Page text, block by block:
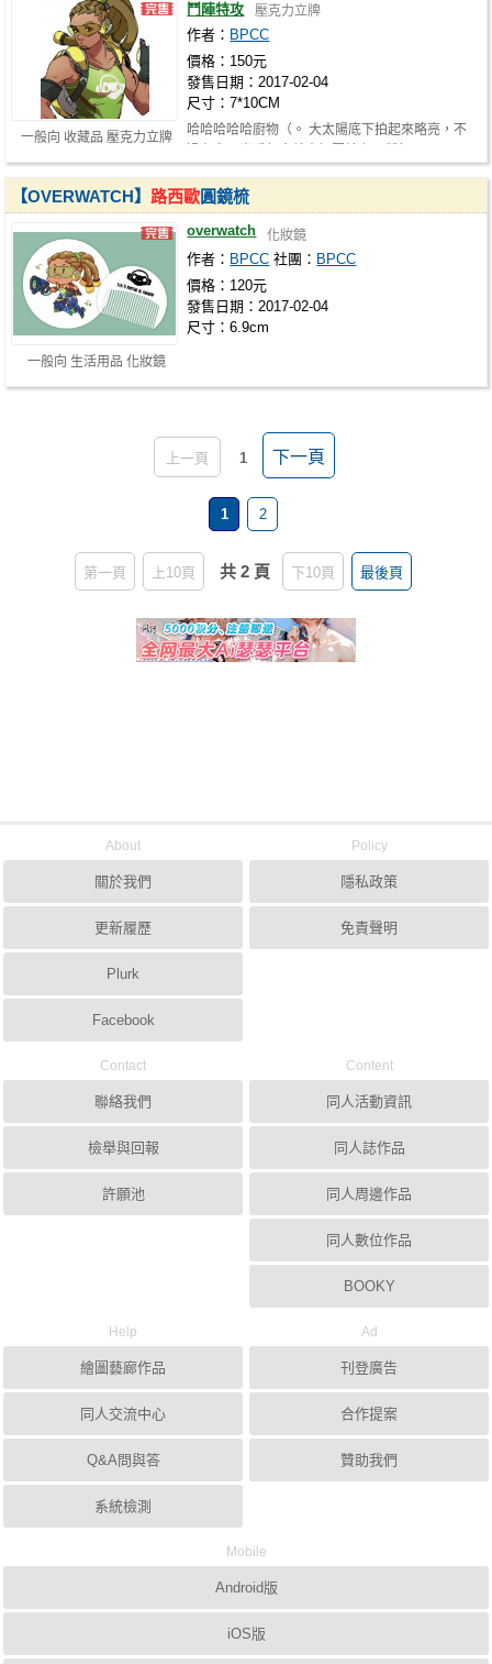
一般向 收藏品 壓克力立牌
鬥陣特攻 壓克力立牌
作者： BPCC
價格：150元
發售日期：2017-02-04
尺寸：7*10CM
哈哈哈哈哈廚物（。 大太陽底下拍起來略亮，不
一般向 生活用品 化妝鏡
【OVERWATCH】 路西歐圓鏡梳
overwatch 化妝鏡
作者： BPCC 社團： BPCC
價格：120元
發售日期：2017-02-04
尺寸：6.9cm
上一頁 1 下一頁
1 2
第一頁 上10頁 共 2 頁 下10頁 最後頁
About
關於我們
更新履歷
Plurk
Facebook
Policy
隱私政策
免責聲明
Contact
聯絡我們
檢舉與回報
許願池
Content
同人活動資訊
同人誌作品
同人周邊作品
同人數位作品
BOOKY
Help
繪圖藝廊作品
同人交流中心
Q&A問與答
系統檢測
Ad
刊登廣告
合作提案
贊助我們
Mobile
Android版
iOS版